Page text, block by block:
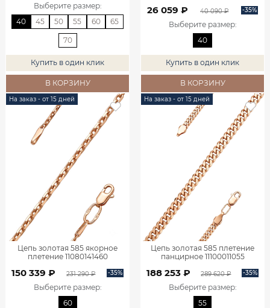
Выберите размер:
40
45 50 55 60 65
70
Купить в один клик
В КОРЗИНУ
26 059 ₽ 40 090 ₽ -35%
Выберите размер:
40
Купить в один клик
В КОРЗИНУ
На заказ - от 15 дней
Цепь золотая 585 якорное
плетение 11080141460
150 339 ₽ 231 290 ₽ -35%
Выберите размер:
60
На заказ - от 15 дней
Цепь золотая 585 плетение
панцирное 11100011055
188 253 ₽ 289 620 ₽ -35%
Выберите размер:
55